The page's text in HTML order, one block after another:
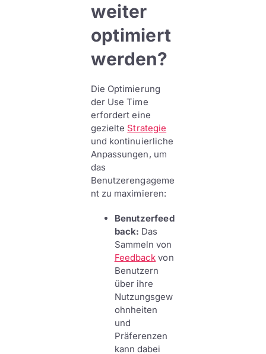
weiter
optimiert
werden?
Die Optimierung
der Use Time
erfordert eine
gezielte Strategie
und kontinuierliche
Anpassungen, um
das
Benutzerengageme
nt zu maximieren:
Benutzerfeed
back: Das
Sammeln von
Feedback von
Benutzern
über ihre
Nutzungsgew
ohnheiten
und
Präferenzen
kann dabei